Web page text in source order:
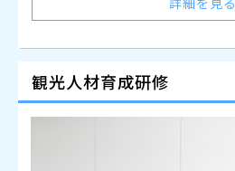
観光人材育成研修